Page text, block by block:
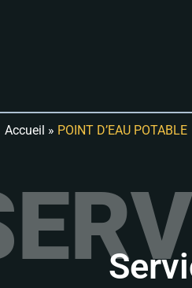
Accueil » POINT D’EAU POTABLE